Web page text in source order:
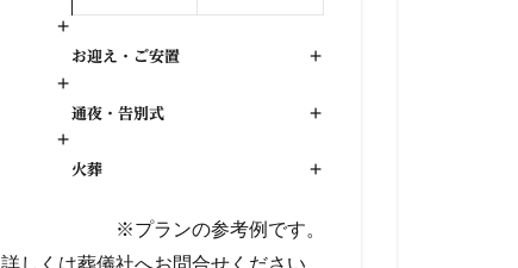
+
+
+
お迎え・ご安置 +
通夜・告別式 +
火葬 +
※プランの参考例です。
詳しくは葬儀社へお問合せください。